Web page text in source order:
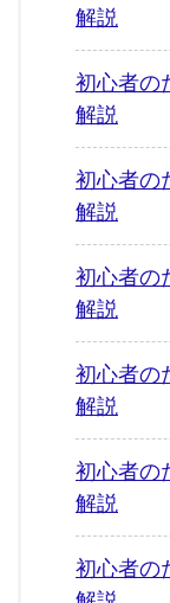
解説
初心者
解説
初心者
解説
初心者
解説
初心者
解説
初心者
解説
初心者